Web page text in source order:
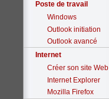
Poste de travail
Windows
Outlook initiation
Outlook avancé
Internet
Créer son site Web
Internet Explorer
Mozilla Firefox